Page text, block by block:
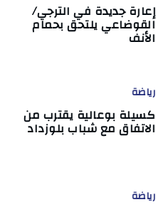
إعارة جديدة في الترجي/
القوضاعي يلتحق بحمام
الأنف
رياضة
كسيلة بوعالية يقترب من
الاتفاق مع شباب بلوزداد
رياضة